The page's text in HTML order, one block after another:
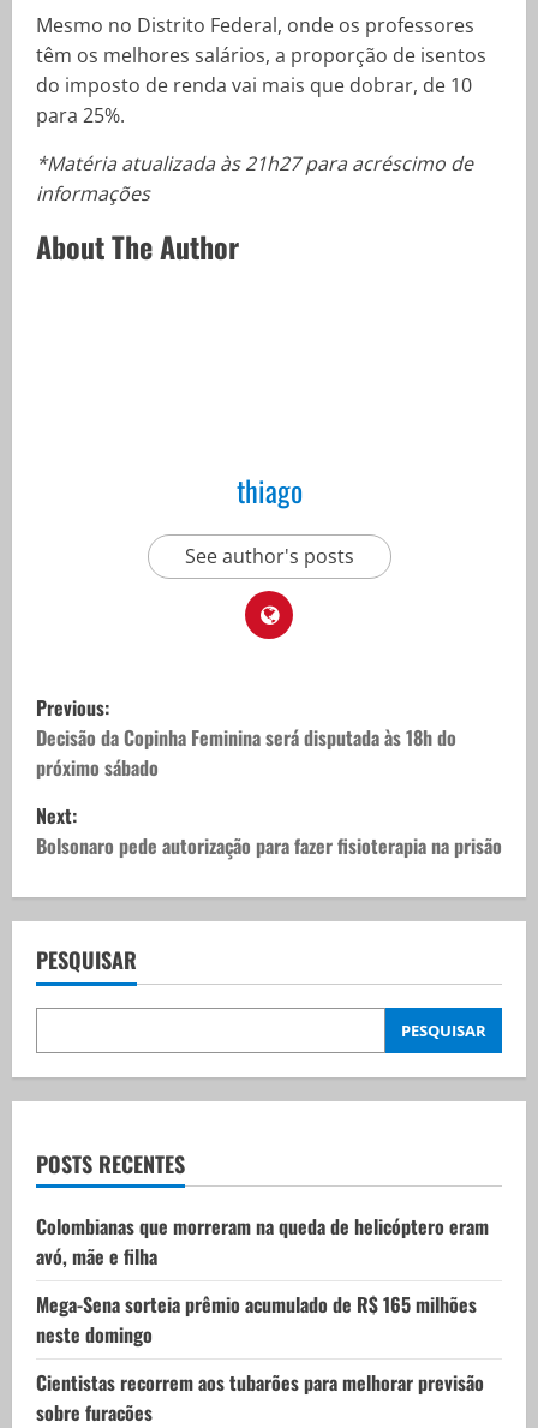
Mesmo no Distrito Federal, onde os professores
têm os melhores salários, a proporção de isentos
do imposto de renda vai mais que dobrar, de 10
para 25%.
*Matéria atualizada às 21h27 para acréscimo de
informações
About The Author
thiago
See author's posts
P
o
s
t
n
a
v
i
g
a
t
i
o
n
Previous:
Decisão da Copinha Feminina será disputada às 18h do
próximo sábado
Next:
Bolsonaro pede autorização para fazer fisioterapia na prisão
PESQUISAR
PESQUISAR
POSTS RECENTES
Colombianas que morreram na queda de helicóptero eram
avó, mãe e filha
Mega-Sena sorteia prêmio acumulado de R$ 165 milhões
neste domingo
Cientistas recorrem aos tubarões para melhorar previsão
sobre furacões